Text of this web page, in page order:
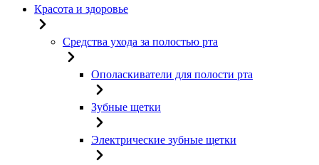
Красота и здоровье
Средства ухода за полостью рта
Ополаскиватели для полости рта
Зубные щетки
Электрические зубные щетки